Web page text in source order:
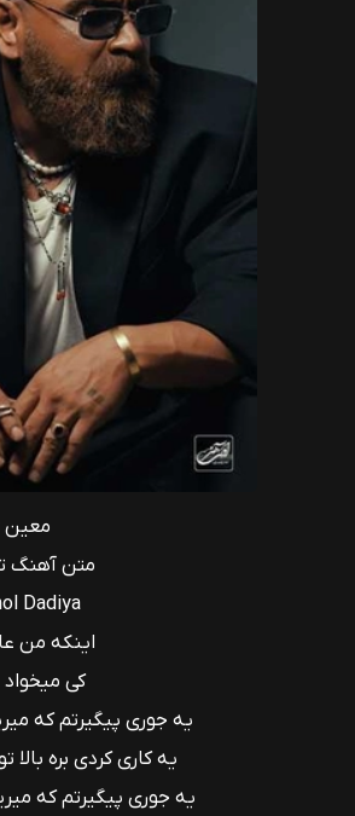
معین
متن آهنگ
Dadiya
اینکه من
کی
یه جوری پیگیرتم که
یه کاری کردی بره
یه جوری پیگیرتم که